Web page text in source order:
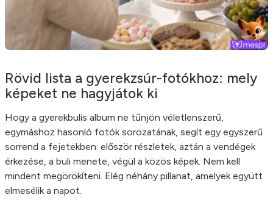
Rövid lista a gyerekzsúr-fotókhoz: mely
képeket ne hagyjátok ki
Hogy a gyerekbulis album ne tűnjön véletlenszerű,
egymáshoz hasonló fotók sorozatának, segít egy egyszerű
sorrend a fejetekben: először részletek, aztán a vendégek
érkezése, a buli menete, végül a közös képek. Nem kell
mindent megörökíteni. Elég néhány pillanat, amelyek együtt
elmesélik a napot.